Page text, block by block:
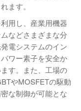
ます。
用し、産業用機器
などさまざまな分
電システムのイン
ワー素子を安全か
す。また、工場の
やMOSFETの駆動
な制御が可能とな